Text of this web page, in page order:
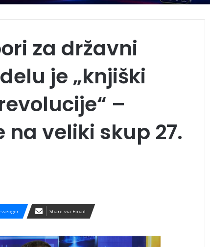
za državni
je „knjiški
–
veliki skup 27.
Share via Email